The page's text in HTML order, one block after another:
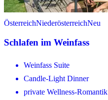
ÖsterreichNiederösterreichNeu
Schlafen im Weinfass
Weinfass Suite
Candle-Light Dinner
private Wellness-Romantik